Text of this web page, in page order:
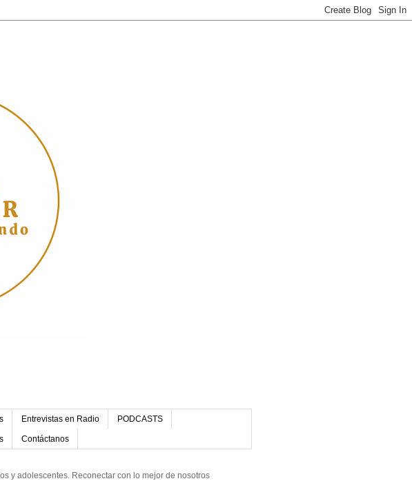
Entrevistas en Radio PODCASTS
Contáctanos
y adolescentes. Reconectar con lo mejor de nosotros